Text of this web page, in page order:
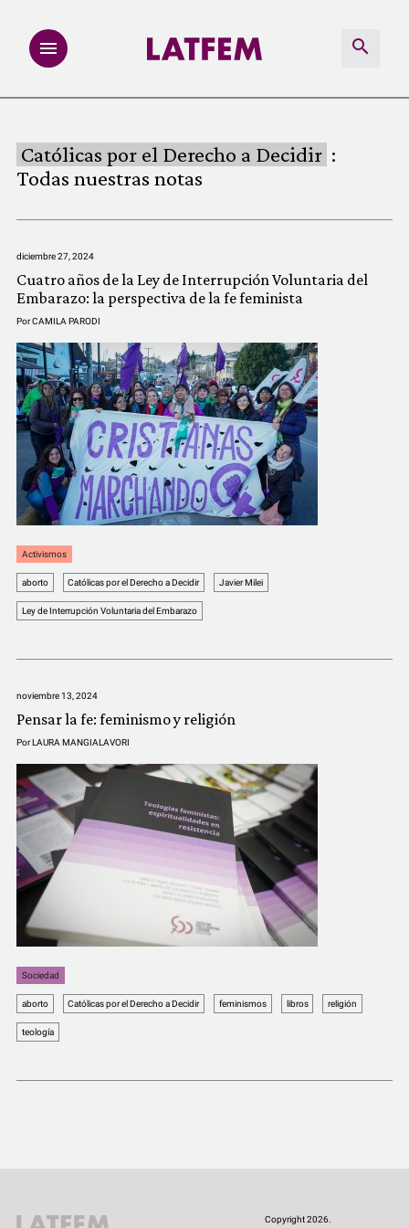
INVESTIGACIONES
MULTIMEDIA
LATFEMLAB.
PRODUCTOS
COMUNIDAD
QUIÉNES SOMOS
Católicas por el Derecho a Decidir :
Todas nuestras notas
diciembre 27, 2024
Cuatro años de la Ley de Interrupción Voluntaria del
Embarazo: la perspectiva de la fe feminista
PorCAMILA PARODI
Activismos
aborto Católicas por el Derecho a Decidir Javier Milei
Ley de Interrupción Voluntaria del Embarazo
noviembre 13, 2024
Pensar la fe: feminismo y religión
PorLAURA MANGIALAVORI
Sociedad
aborto Católicas por el Derecho a Decidir feminismos libros religión
teología
Copyright 2026.